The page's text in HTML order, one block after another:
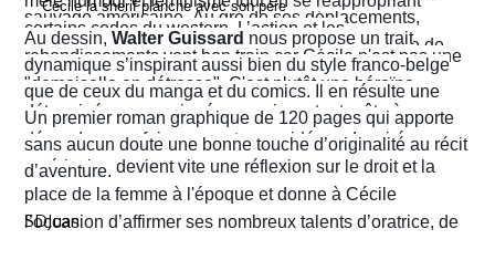
sauvage américaine. Au gré de ses déplacements,
Cécile finira contre toute attente par troquer la robe de
juriste contre l'étoile de shérif…
certains codes du western. L’action et les
rebondissements vont bon train car Cécile n'est pas une
"demoiselle en détresse". C'est plutôt une héroïne
déterminée, un peu ingénue mais surtout prête à en
découdre pour faire respecter ses idéaux. La virée
américaine devient vite une réflexion sur le droit et la
place de la femme à l'époque et donne à Cécile
l’occasion d’affirmer ses nombreux talents d’oratrice, de
Au dessin, Walter Guissard nous propose un trait
dynamique s’inspirant aussi bien du style franco-belge
que de ceux du manga et du comics. Il en résulte une
narration visuelle hyper dynamique privilégiant le
mouvement et l'énergie, c'est le moins que l'on puisse
dire.
Un premier roman graphique de 120 pages qui apporte
sans aucun doute une bonne touche d’originalité au récit
d’aventure.
SDJuan